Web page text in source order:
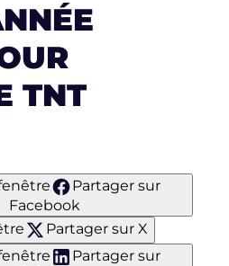
TNT
Partager sur
Facebook
Partager sur X
Partager sur